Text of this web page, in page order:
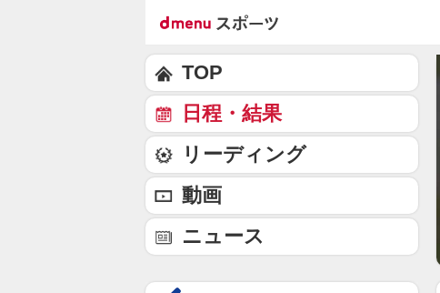
TOP
日程・結果
リーディング
動画
ニュース